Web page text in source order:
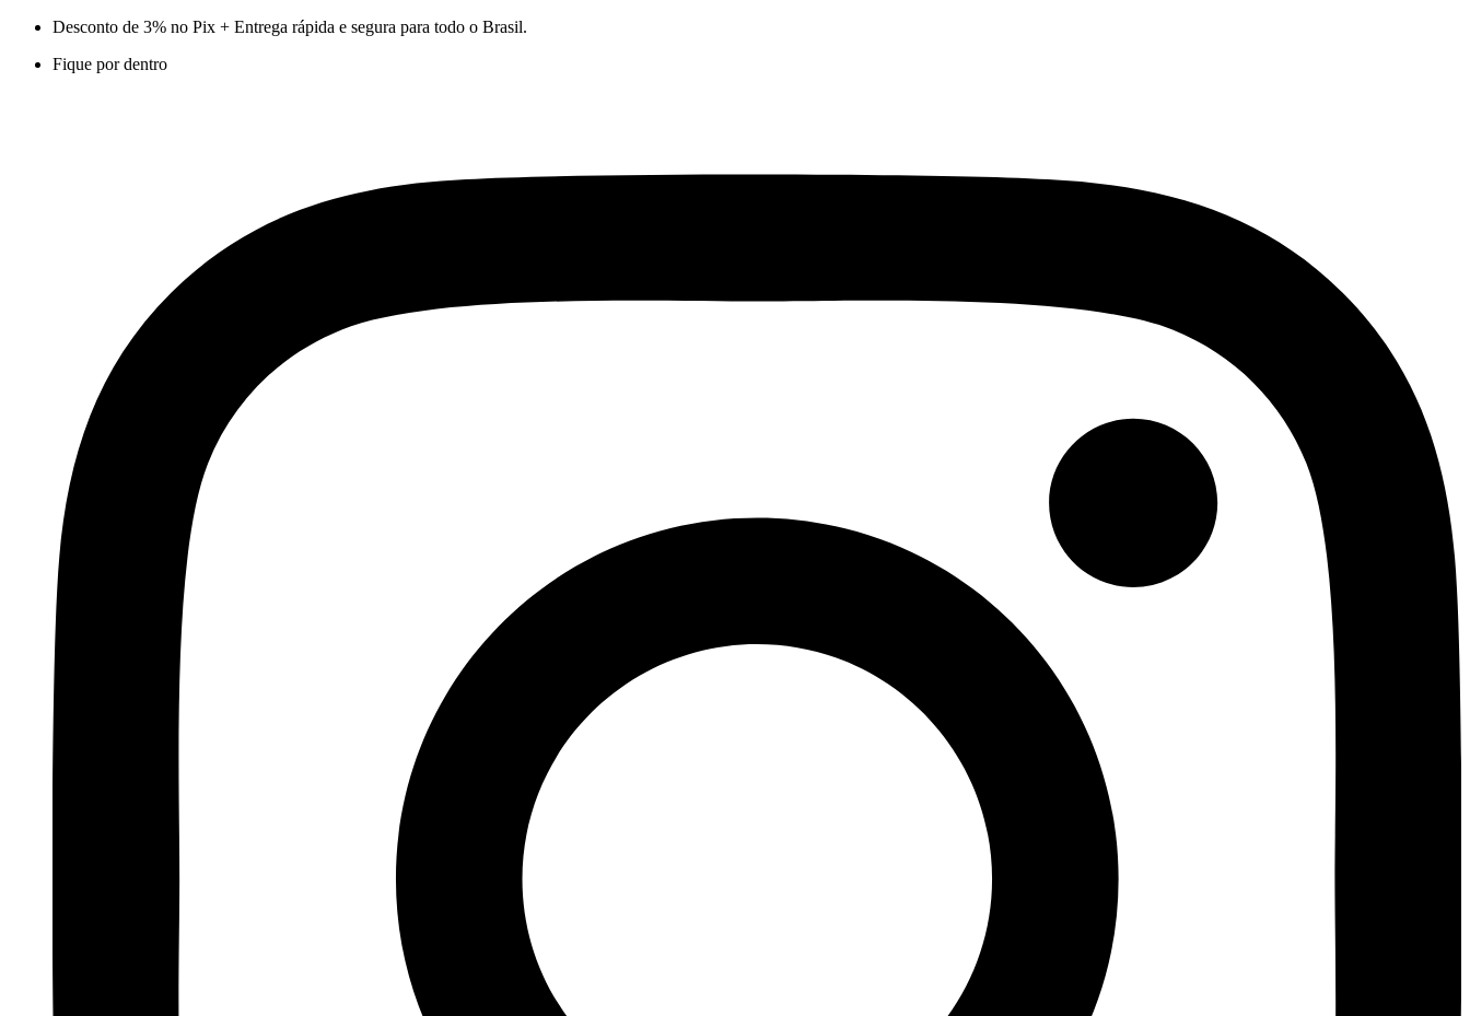
Desconto de 3% no Pix + Entrega rápida e segura para todo o Brasil.
Fique por dentro